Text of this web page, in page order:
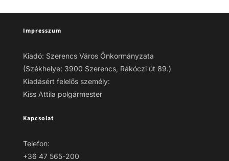
Impresszum
Kiadó: Szerencs Város Önkormányzata
(Székhelye: 3900 Szerencs, Rákóczi út 89.)
Kiadásért felelős személy:
Kiss Attila polgármester
Kapcsolat
Telefon:
+36 47 565-200